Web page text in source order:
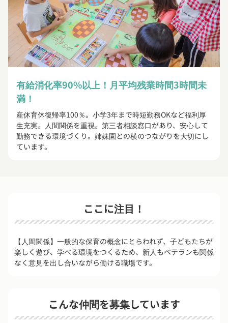
有給消化率90%以上！月平均残業時間3時間未
満！
産休育休復帰率100％。小学3年まで時短勤務OKなど福利厚
生充実。人間関係を重視。第三者相談窓口があり、安心して
勤務できる環境づくり。姉妹園との横のつながりを大切にし
ています。
ここに注目！
【人間関係】一般的な保育の概念にとらわれず、子どもたちが
楽しく遊び、学べる環境をつくるため、新人もベテランも関係
なく意見を出し合いながら働ける職場です。
こんな仲間を募集しています